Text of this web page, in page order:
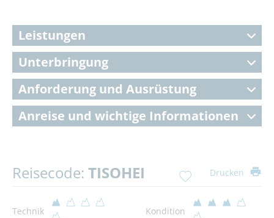
Leistungen
Unterbringung
Anforderung und Ausrüstung
Anreise und wichtige Informationen
Reisecode: TISOHEI Drucken
Technik Kondition